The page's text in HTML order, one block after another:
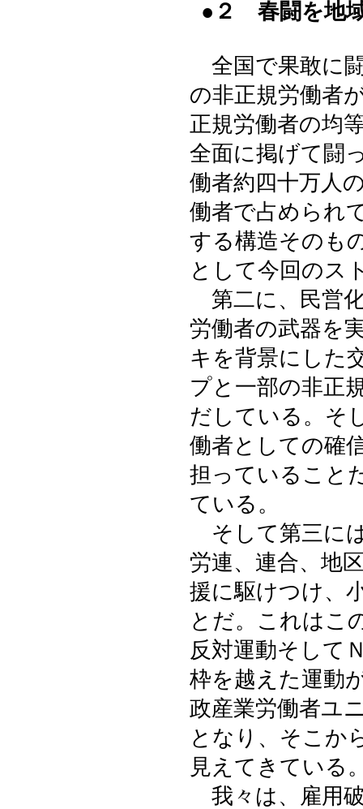
●２ 春闘を地
全国で果敢に
の非正規労働者
正規労働者の均
全面に掲げて闘
働者約四十万人
働者で占められ
する構造そのも
として今回のス
第二に、民営
労働者の武器を
キを背景にした
プと一部の非正
だしている。そ
働者としての確
担っていること
ている。
そして第三に
労連、連合、地
援に駆けつけ、
とだ。これはこ
反対運動そして
枠を越えた運動
政産業労働者ユ
となり、そこか
見えてきている
我々は、雇用